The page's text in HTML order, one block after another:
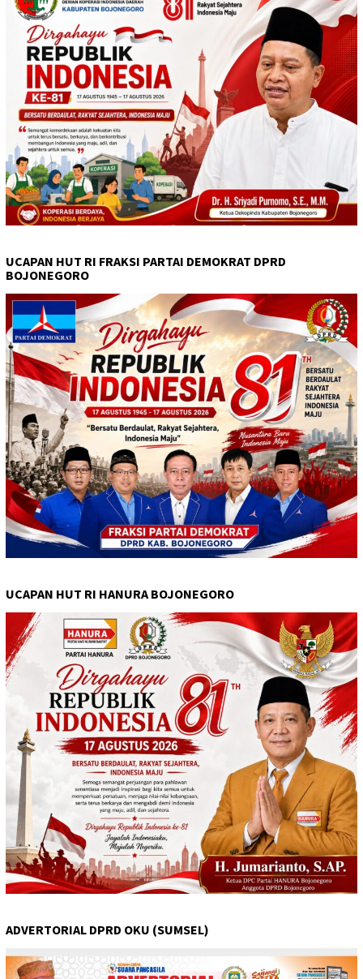
UCAPAN HUT RI FRAKSI PARTAI DEMOKRAT DPRD
BOJONEGORO
UCAPAN HUT RI HANURA BOJONEGORO
ADVERTORIAL DPRD OKU (SUMSEL)